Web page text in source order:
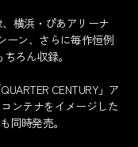
横浜・ぴあアリーナ
ーン、さらに毎作恒例
ろん収録。
CENTURY」ア
ンテナをイメージした
同時発売。